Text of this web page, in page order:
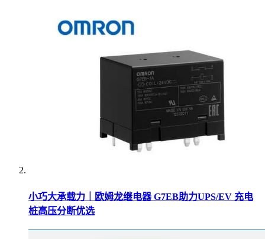
小巧大承载力｜欧姆龙继电器 G7EB助力UPS/EV 充电
桩高压分断优选